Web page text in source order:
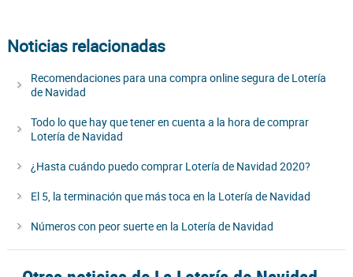
Noticias relacionadas
Recomendaciones para una compra online segura de Lotería
de Navidad
Todo lo que hay que tener en cuenta a la hora de comprar
Lotería de Navidad
¿Hasta cuándo puedo comprar Lotería de Navidad 2020?
El 5, la terminación que más toca en la Lotería de Navidad
Números con peor suerte en la Lotería de Navidad